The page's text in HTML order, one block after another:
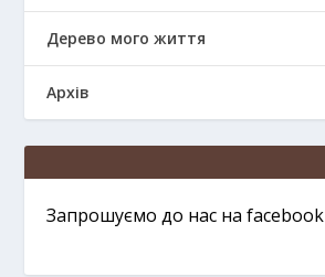
Дерево мого життя
Архів
Запрошуємо до нас на facebook